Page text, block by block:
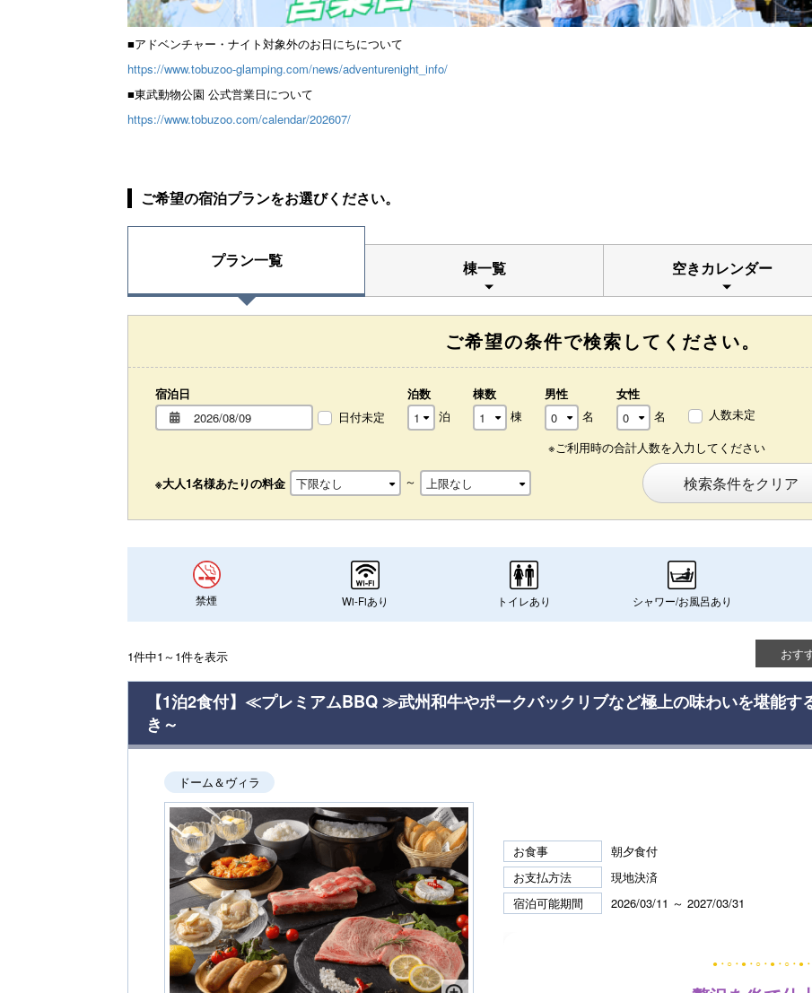
■アドベンチャー・ナイト対象外のお日にちについて
https://www.tobuzoo-glamping.com/news/adventurenight_info/
■東武動物公園 公式営業日について
https://www.tobuzoo.com/calendar/202607/
ご希望の宿泊プランをお選びください。
プラン一覧 棟一覧 空きカレンダー
ご希望の条件で検索してください。
宿泊日
日付未定
泊数
泊
棟数
棟
男性
名
女性
名
人数未定
※ご利用時の合計人数を入力してください
※大人1名様あたりの料金 ～ 検索条件をクリア
禁煙 Wi-Fiあり トイレあり シャワー/お風呂あり
おす
1件中1～1件を表示
【1泊2食付】≪プレミアムBBQ ≫武州和牛やポークバックリブなど極上の味わいを堪能す
き～
ドーム＆ヴィラ
お食事
朝夕食付
お支払方法
現地決済
宿泊可能期間
2026/03/11 ～ 2027/03/31
●・○・●・○・●・○・●